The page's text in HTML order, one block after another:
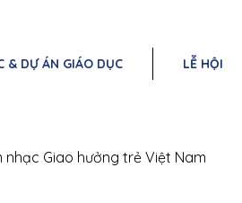
& DỰ ÁN GIÁO DỤC LỄ HỘI
nhạc Giao hưởng trẻ Việt Nam